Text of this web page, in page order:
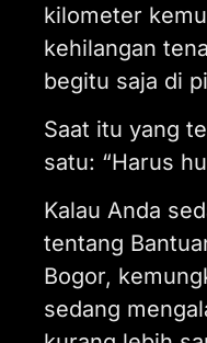
kilometer
kehilangan
begitu saja di
Saat itu yang
satu: “Harus
Kalau Anda
tentang
Bogor,
sedang